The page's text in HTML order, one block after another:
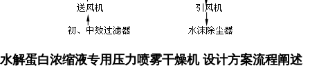
水解蛋白浓缩液专用压力喷雾干燥机 设计方案流程阐述